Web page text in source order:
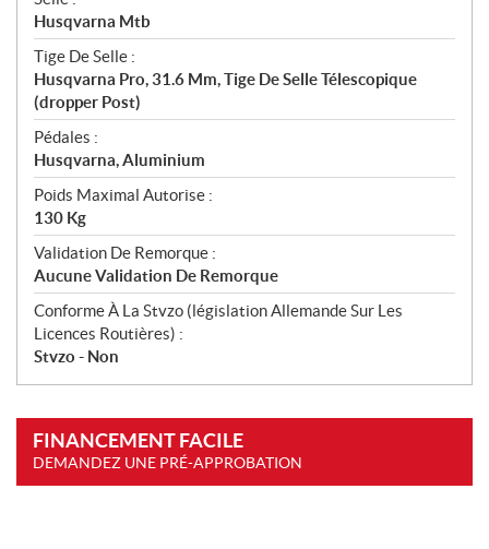
Husqvarna Mtb
Tige De Selle :
Husqvarna Pro, 31.6 Mm, Tige De Selle Télescopique
(dropper Post)
Pédales :
Husqvarna, Aluminium
Poids Maximal Autorise :
130 Kg
Validation De Remorque :
Aucune Validation De Remorque
Conforme À La Stvzo (législation Allemande Sur Les
Licences Routières) :
Stvzo - Non
FINANCEMENT FACILE
DEMANDEZ UNE PRÉ-APPROBATION